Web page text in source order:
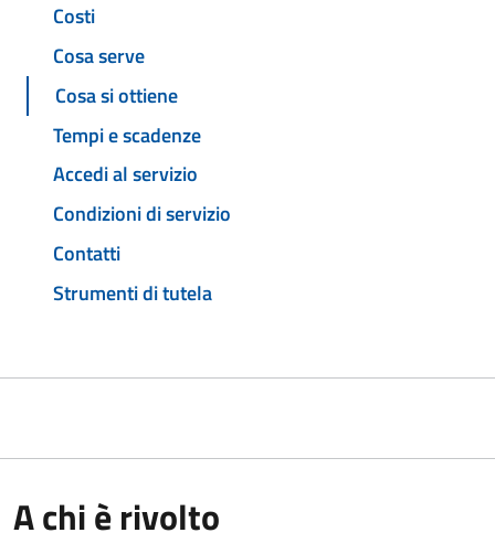
Costi
Cosa serve
Cosa si ottiene
Tempi e scadenze
Accedi al servizio
Condizioni di servizio
Contatti
Strumenti di tutela
A chi è rivolto